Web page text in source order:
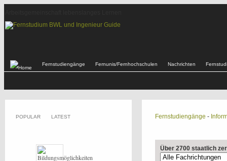
Fernstudiengänge Fernunis/Fernhochschulen Nachrichten
Fernstudiengänge -
Über 2700 staatlich
POPULAR LATEST